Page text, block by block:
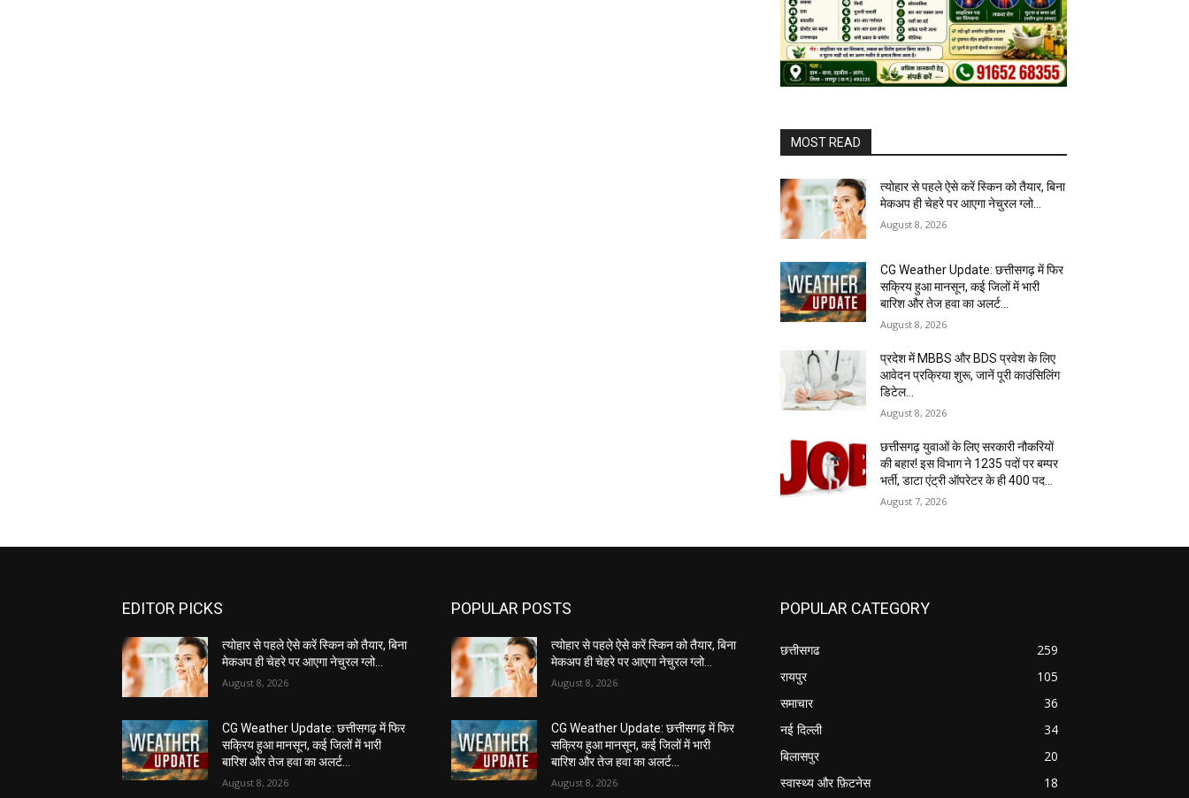
MOST READ
त्योहार से पहले ऐसे करें स्किन को तैयार, बिना
मेकअप ही चेहरे पर आएगा नेचुरल ग्लो…
August 8, 2026
CG Weather Update: छत्तीसगढ़ में फिर
सक्रिय हुआ मानसून, कई जिलों में भारी
बारिश और तेज हवा का अलर्ट…
August 8, 2026
प्रदेश में MBBS और BDS प्रवेश के लिए
आवेदन प्रक्रिया शुरू, जानें पूरी काउंसिलिंग
डिटेल…
August 8, 2026
छत्तीसगढ़ युवाओं के लिए सरकारी नौकरियों
की बहार! इस विभाग ने 1235 पदों पर बम्पर
भर्ती, डाटा एंट्री ऑपरेटर के ही 400 पद…
August 7, 2026
EDITOR PICKS
त्योहार से पहले ऐसे करें स्किन को तैयार, बिना
मेकअप ही चेहरे पर आएगा नेचुरल ग्लो…
August 8, 2026
CG Weather Update: छत्तीसगढ़ में फिर
सक्रिय हुआ मानसून, कई जिलों में भारी
बारिश और तेज हवा का अलर्ट…
August 8, 2026
POPULAR POSTS
त्योहार से पहले ऐसे करें स्किन को तैयार, बिना
मेकअप ही चेहरे पर आएगा नेचुरल ग्लो…
August 8, 2026
CG Weather Update: छत्तीसगढ़ में फिर
सक्रिय हुआ मानसून, कई जिलों में भारी
बारिश और तेज हवा का अलर्ट…
August 8, 2026
POPULAR CATEGORY
छत्तीसगढ
259
रायपुर
105
समाचार
36
नई दिल्ली
34
बिलासपुर
20
स्वास्थ्य और फ़िटनेस
18